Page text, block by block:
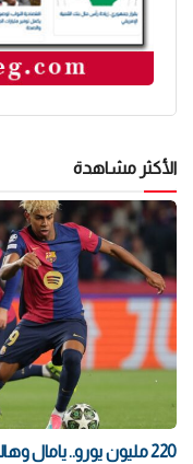
الأكثر مشاهدة
220 مليون يورو.. يامال